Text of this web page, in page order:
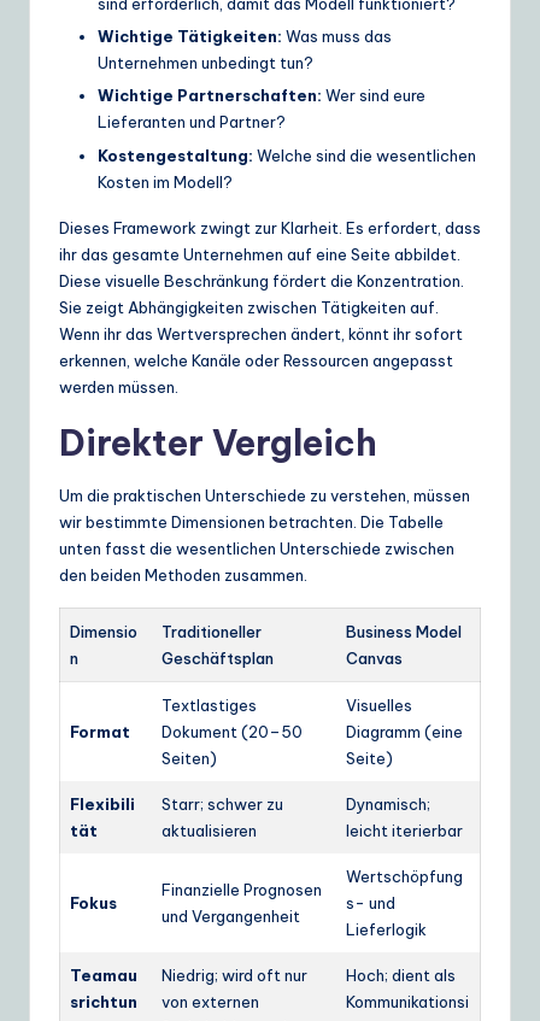
Wichtige Tätigkeiten: Was muss das
Unternehmen unbedingt tun?
Wichtige Partnerschaften: Wer sind eure
Lieferanten und Partner?
Kostengestaltung: Welche sind die wesentlichen
Kosten im Modell?
Dieses Framework zwingt zur Klarheit. Es erfordert, dass
ihr das gesamte Unternehmen auf eine Seite abbildet.
Diese visuelle Beschränkung fördert die Konzentration.
Sie zeigt Abhängigkeiten zwischen Tätigkeiten auf.
Wenn ihr das Wertversprechen ändert, könnt ihr sofort
erkennen, welche Kanäle oder Ressourcen angepasst
werden müssen.
Direkter Vergleich
Um die praktischen Unterschiede zu verstehen, müssen
wir bestimmte Dimensionen betrachten. Die Tabelle
unten fasst die wesentlichen Unterschiede zwischen
den beiden Methoden zusammen.
Dimensio
n
Traditioneller
Geschäftsplan
Business Model
Canvas
Format
Textlastiges
Dokument (20–50
Seiten)
Visuelles
Diagramm (eine
Seite)
Flexibili
tät
Starr; schwer zu
aktualisieren
Dynamisch;
leicht iterierbar
Fokus
Finanzielle Prognosen
und Vergangenheit
Wertschöpfung
s- und
Lieferlogik
Teamau
srichtun
Niedrig; wird oft nur
von externen
Hoch; dient als
Kommunikationsi